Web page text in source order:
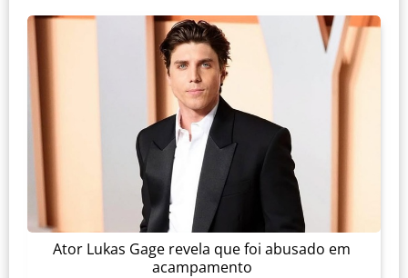
Ator Lukas Gage revela que foi abusado em
acampamento